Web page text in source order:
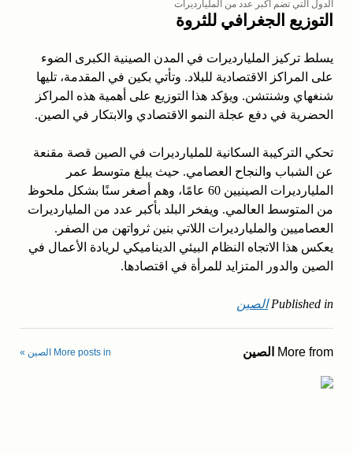
الدول التي تضم أكبر عدد من المليارديرات
التوزيع الجغرافي للثروة
يسلط تركيز المليارديرات في المدن الصينية الكبرى الضوء
على المراكز الاقتصادية للبلاد. وتأتي بكين في المقدمة، تليها
شنغهاي وشنتشن. ويؤكد هذا التوزيع على أهمية هذه المراكز
الحضرية في دفع عجلة النمو الاقتصادي والابتكار في الصين.
تحكي التركيبة السكانية للمليارديرات في الصين قصة مقنعة
عن الشباب والنجاح العصامي. حيث يبلغ متوسط عمر
المليارديرات الصينيين 60 عامًا، وهم أصغر سنًا بشكل ملحوظ
من المتوسط العالمي. ويفخر البلد بأكبر عدد من المليارديرات
العصاميين والمليارديرات اللاتي بنين ثرواتهن من الصفر.
يعكس هذا الاتجاه النظام البيئي الديناميكي لريادة الأعمال في
الصين والدور المتزايد للمرأة في اقتصادها.
Published in الصين
More from الصين More posts in الصين »